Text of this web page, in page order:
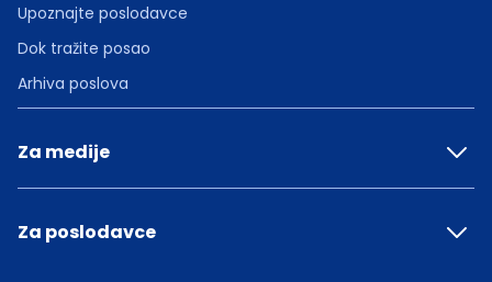
Upoznajte poslodavce
Dok tražite posao
Arhiva poslova
Za medije
Za poslodavce